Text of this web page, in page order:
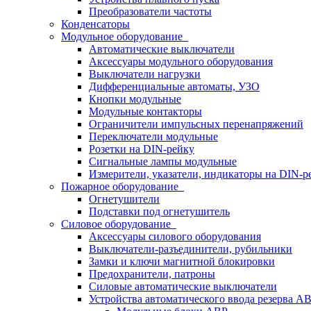
Преобразователи частоты
Конденсаторы
Модульное оборудование
Автоматические выключатели
Аксессуары модульного оборудования
Выключатели нагрузки
Дифференциальные автоматы, УЗО
Кнопки модульные
Модульные контакторы
Ограничители импульсных перенапряжений
Переключатели модульные
Розетки на DIN-рейку
Сигнальные лампы модульные
Измерители, указатели, индикаторы на DIN-
Пожарное оборудование
Огнетушители
Подставки под огнетушитель
Силовое оборудование
Аксессуары силового оборудования
Выключатели-разъединители, рубильники
Замки и ключи магнитной блокировки
Предохранители, патроны
Силовые автоматические выключатели
Устройства автоматического ввода резерва